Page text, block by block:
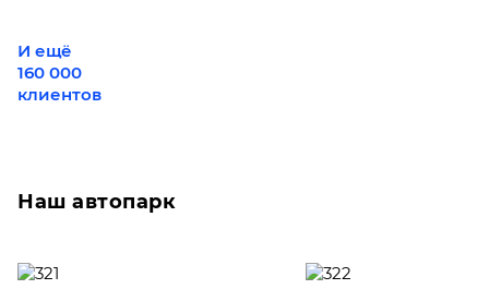
И ещё
160 000
клиентов
Наш автопарк